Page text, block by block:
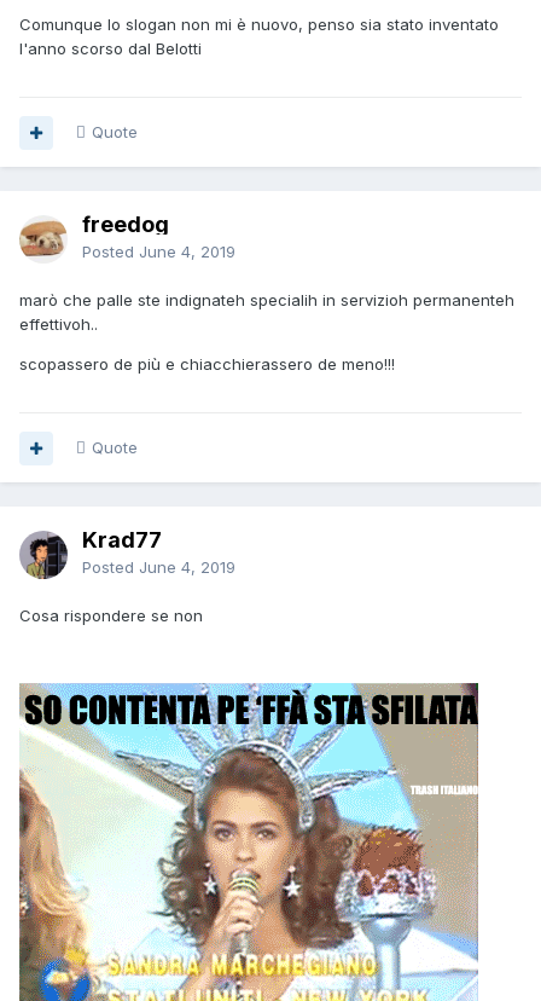
Comunque lo slogan non mi è nuovo, penso sia stato inventato
l'anno scorso dal Belotti
Quote
freedog
Posted June 4, 2019
marò che palle ste indignateh specialih in servizioh permanenteh
effettivoh..
scopassero de più e chiacchierassero de meno!!!
Quote
Krad77
Posted June 4, 2019
Cosa rispondere se non